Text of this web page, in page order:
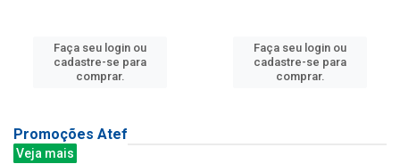
Faça seu login ou
cadastre-se para
comprar.
Faça seu login ou
cadastre-se para
comprar.
Promoções Atef
Veja mais